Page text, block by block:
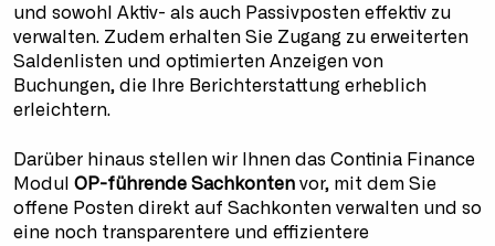
und sowohl Aktiv- als auch Passivposten effektiv zu
verwalten. Zudem erhalten Sie Zugang zu erweiterten
Saldenlisten und optimierten Anzeigen von
Buchungen, die Ihre Berichterstattung erheblich
erleichtern.
Darüber hinaus stellen wir Ihnen das Continia Finance
Modul OP-führende Sachkonten vor, mit dem Sie
offene Posten direkt auf Sachkonten verwalten und so
eine noch transparentere und effizientere